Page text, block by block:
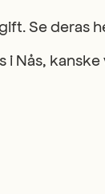
Se deras
i Nås,